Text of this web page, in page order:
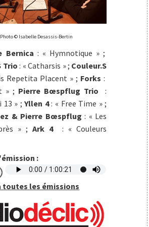
Photo © Isabelle Desassis-Bertin
Bernica : « Hymnotique » ;
Trio : « Catharsis » ; Couleur.S
Repetita Placent » ; Forks :
» ; Pierre Bœspflug Trio :
13 » ;Yllen 4: « Free Time » ;
& Pierre Bœspflug : « Les
» ; Ark 4: « Couleurs
:
toutes les émissions